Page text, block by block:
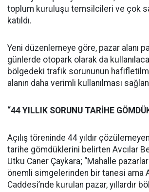
toplum kuruluşu temsilcileri ve çok
katıldı.
Yeni düzenlemeye göre, pazar alanı
günlerde otopark olarak da
bölgedeki trafik sorununun
alanın daha verimli kullanılması
“44 YILLIK SORUNU TARİHE
Açılış töreninde 44 yıldır
tarihe gömdüklerini belirten Avcılar
Utku Caner Çaykara; “Mahalle
önemli simgelerinden bir tanesi ama
Caddesi’nde kurulan pazar, yıllardır